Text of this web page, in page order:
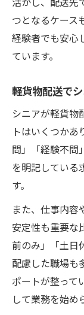
つとなるケース
経験者でも安心
ています。
軽貨物配送で
シニアが軽貨物
トはいくつか
問」「経験不問
を明記している
す。
また、仕事内容
安定性も重要な
前のみ」「土日
配慮した職場も
ポートが整って
して業務を始め